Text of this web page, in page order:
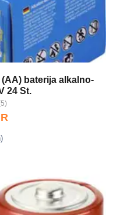
baterija alkalno-
24 St.